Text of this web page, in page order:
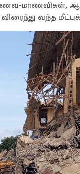
மாணவிகள்,
வந்த